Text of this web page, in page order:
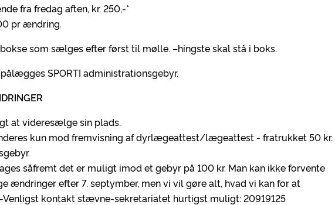
fra fredag aften, kr. 250,-*
pr ændring.
som sælges efter først til mølle. –hingste skal stå i boks.
SPORTI administrationsgebyr.
at videresælge sin plads.
kun mod fremvisning af dyrlægeattest/lægeattest - fratrukket 50 kr.
såfremt det er muligt imod et gebyr på 100 kr. Man kan ikke forvente
ændringer efter 7. septymber, men vi vil gøre alt, hvad vi kan for at
Venligst kontakt stævne-sekretariatet hurtigst muligt: 20919125